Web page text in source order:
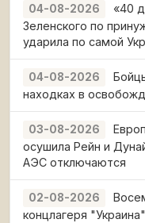
04-08-2026
«40
Зеленского по
ударила по самой
04-08-2026
находках в
03-08-2026
осушила Рейн и
АЭС отключаются
02-08-2026
концлагеря